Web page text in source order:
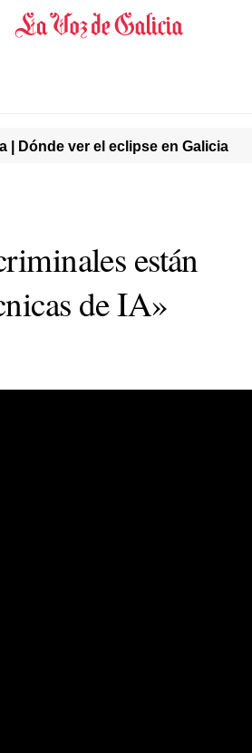
| Dónde ver el eclipse en Galicia
están
de IA»